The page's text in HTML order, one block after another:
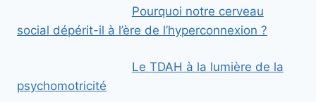
Pourquoi notre cerveau
social dépérit-il à l’ère de l’hyperconnexion ?
Le TDAH à la lumière de la
psychomotricité